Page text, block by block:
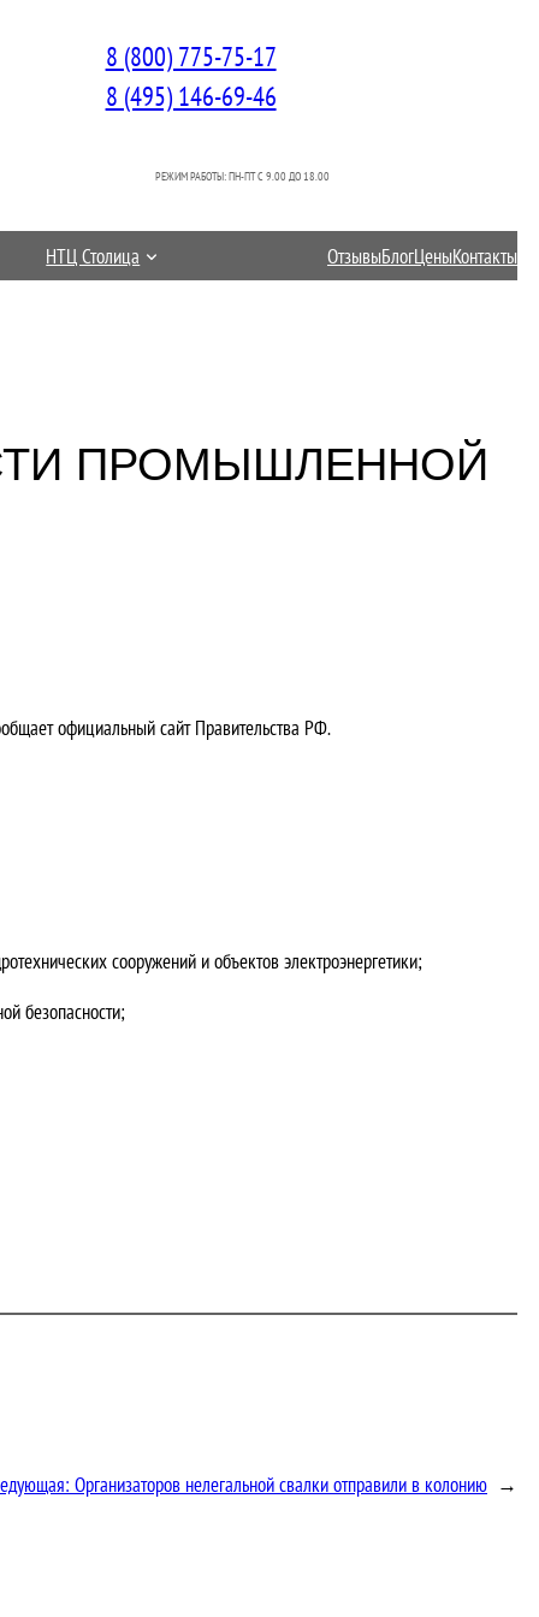
8 (800) 775-75-17
8 (495) 146-69-46
РЕЖИМ РАБОТЫ: ПН-ПТ C 9.00 ДО 18.00
НТЦ Столица ОтзывыБлогЦеныКонтакты
ПРОМЫШЛЕННОЙ
официальный сайт Правительства РФ.
сооружений и объектов электроэнергетики;
безопасности;
Организаторов нелегальной свалки отправили в колонию →